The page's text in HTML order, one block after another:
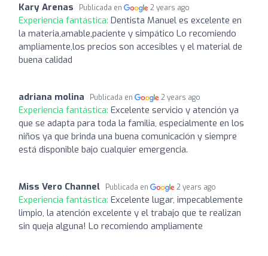
Kary Arenas Publicada en 2 years ago
Experiencia fantástica: Dentista Manuel es excelente en
la materia,amable,paciente y simpático Lo recomiendo
ampliamente,los precios son accesibles y el material de
buena calidad
adriana molina Publicada en 2 years ago
Experiencia fantástica: Excelente servicio y atención ya
que se adapta para toda la familia, especialmente en los
niños ya que brinda una buena comunicación y siempre
está disponible bajo cualquier emergencia.
Miss Vero Channel Publicada en 2 years ago
Experiencia fantástica: Excelente lugar, impecablemente
limpio, la atención excelente y el trabajo que te realizan
sin queja alguna! Lo recomiendo ampliamente